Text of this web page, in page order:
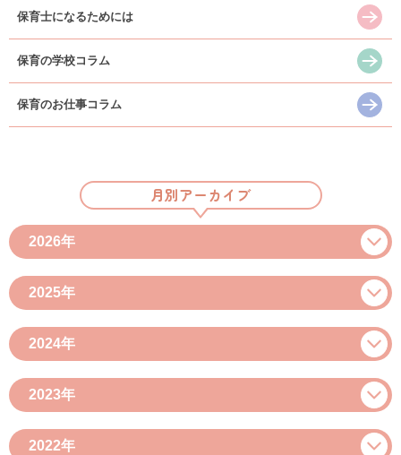
保育士になるためには
保育の学校コラム
保育のお仕事コラム
月別アーカイブ
2026年
2025年
2024年
2023年
2022年